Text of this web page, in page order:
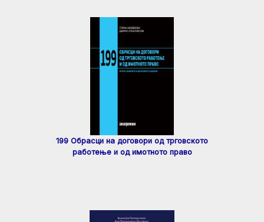
199 Обрасци на договори од трговското
работење и од имотното право